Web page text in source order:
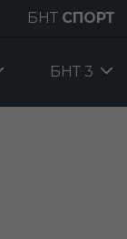
БНТ СПОРТ
БНТ 3